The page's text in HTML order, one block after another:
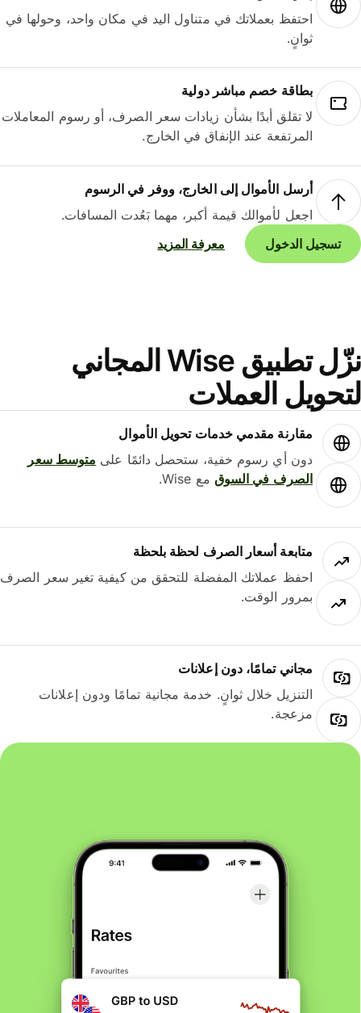
احتفظ بعملاتك في متناول اليد في مكان واحد، وحولها في
ثوانٍ.
بطاقة خصم مباشر دولية
لا تقلق أبدًا بشأن زيادات سعر الصرف، أو رسوم المعاملات
المرتفعة عند الإنفاق في الخارج.
أرسل الأموال إلى الخارج، ووفر في الرسوم
اجعل لأموالك قيمة أكبر، مهما بَعُدت المسافات.
تسجيل الدخول
معرفة المزيد
نزّل تطبيق Wise المجاني
العملات
مقارنة مقدمي خدمات تحويل الأموال
دون أي رسوم خفية، ستحصل دائمًا علىمتوسط ​​سعر
الصرف في السوقمع Wise.
متابعة أسعار الصرف لحظة بلحظة
احفظ عملاتك المفضلة للتحقق من كيفية تغير سعر الصرف
بمرور الوقت.
مجاني تمامًا، دون إعلانات
التنزيل خلال ثوانٍ. خدمة مجانية تمامًا ودون إعلانات
مزعجة.